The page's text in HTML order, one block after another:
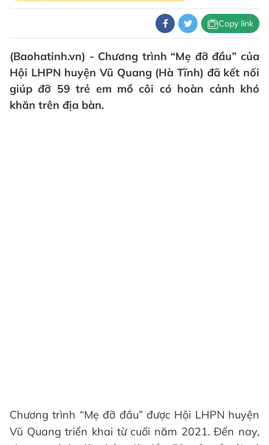
Copy link
(Baohatinh.vn) - Chương trình “Mẹ đỡ đầu” của
Hội LHPN huyện Vũ Quang (Hà Tĩnh) đã kết nối
giúp đỡ 59 trẻ em mồ côi có hoàn cảnh khó
khăn trên địa bàn.
Chương trình “Mẹ đỡ đầu” được Hội LHPN huyện
Vũ Quang triển khai từ cuối năm 2021. Đến nay,